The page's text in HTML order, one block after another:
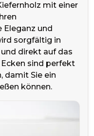
mit einer
Eleganz und
sorgfältig in
direkt auf das
sind perfekt
damit Sie ein
können.